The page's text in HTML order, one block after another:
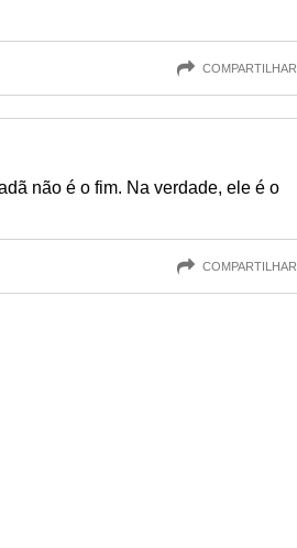
COMPARTILHAR
não é o fim. Na verdade, ele é o
COMPARTILHAR